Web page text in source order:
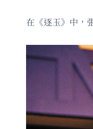
在《逐玉》中，